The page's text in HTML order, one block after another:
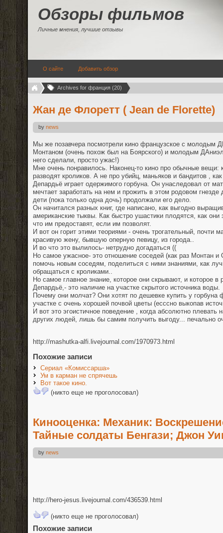
Обзоры фильмов
Личные мнения, лучшие отзывы
О сайте Добавить обзор
Archives for франция (20)
Жан де Флоретт ( Jean de Florette)
by news
Мы же позавчера посмотрели кино французское с молодым
Монтаном (очень похож был на Боярского) и молодым
него сделали, просто ужас!)
Мне очень понравилось. Наконец-то кино про обычные
разводят кроликов. А не про убийц, маньяков и бандитов ,
Депардьё играет одержимого горбуна. Он унаследовал от
мечтает заработать на нем и прожить в этом родовом гнезде
дети (пока только одна дочь) продолжали его дело.
Он начитался разных книг, где написано, как выгодно
американские тыквы. Как быстро ушастики плодятся, как они
что им предоставят, если им позволят.
И вот он горит этими теориями - очень трогательный, почти
красивую жену, бывшую оперную певицу, из города..
И во что это вылилось- нетрудно догадаться ((
Но самое ужасное- это отношение соседей (как раз Монтан и
помочь новым соседям, поделиться с ними знаниями, как
обращаться с кроликами..
Но самое главное знание, которое они скрывают, и которое в
Депардьё,- это наличие на участке скрытого источника воды.
Почему они молчат? Они хотят по дешевке купить у
участке с очень хорошей почвой цветы (есссно выкопав
И вот это эгоистичное поведение , когда абсолютно плевать
других людей, лишь бы самим получить выгоду... печально
http://mashutka-alfi.livejournal.com/1970973.html
Похожие записи
Сериал «Комиссарша»
Ум в карман не спрячешь
Вот такое кино.
(никто еще не проголосовал)
Кинооценка: Механик:
Тайные солдаты Бенгази; Джон
by news
http://hero-jesus.livejournal.com/436539.html
(никто еще не проголосовал)
Похожие записи